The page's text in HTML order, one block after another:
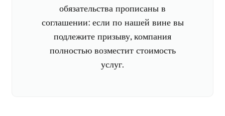
обязательства прописаны в
соглашении: если по нашей вине вы
подлежите призыву, компания
полностью возместит стоимость
услуг.